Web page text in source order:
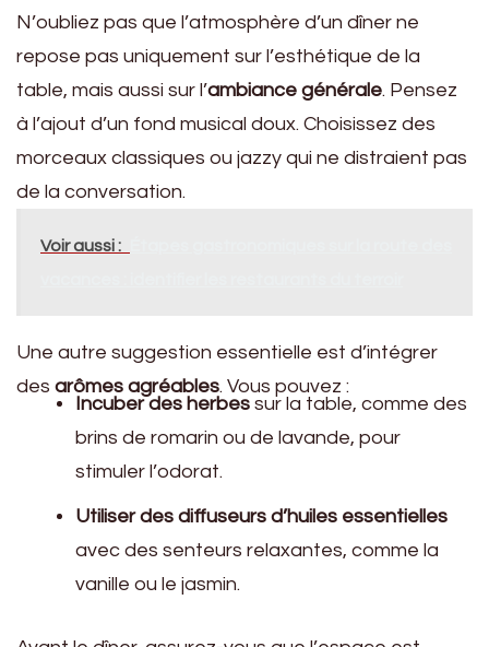
N’oubliez pas que l’atmosphère d’un dîner ne
repose pas uniquement sur l’esthétique de la
table, mais aussi sur l’ambiance générale. Pensez
à l’ajout d’un fond musical doux. Choisissez des
morceaux classiques ou jazzy qui ne distraient pas
de la conversation.
Voir aussi :
Une autre suggestion essentielle est d’intégrer
des arômes agréables. Vous pouvez :
Incuber des herbes sur la table, comme des
brins de romarin ou de lavande, pour
stimuler l’odorat.
Utiliser des diffuseurs d’huiles essentielles
avec des senteurs relaxantes, comme la
vanille ou le jasmin.